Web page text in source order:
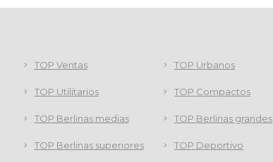
TOP Ventas TOP Urbanos
TOP Utilitarios TOP Compactos
TOP Berlinas medias TOP Berlinas grandes
TOP Berlinas superiores TOP Deportivo